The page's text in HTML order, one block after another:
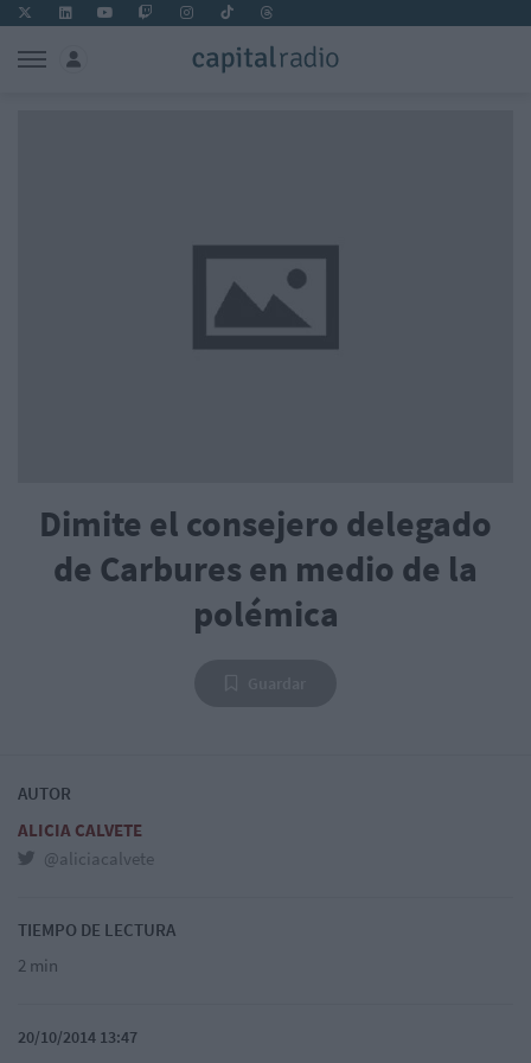
Dimite el consejero delegado
de Carbures en medio de la
polémica
AUTOR
ALICIA CALVETE
@aliciacalvete
TIEMPO DE LECTURA
2 min
20/10/2014 13:47